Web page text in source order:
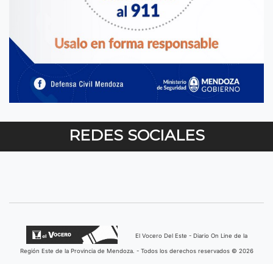
REDES SOCIALES
El Vocero Del Este - Diario On Line de la
Región Este de la Provincia de Mendoza. - Todos los derechos reservados © 2026